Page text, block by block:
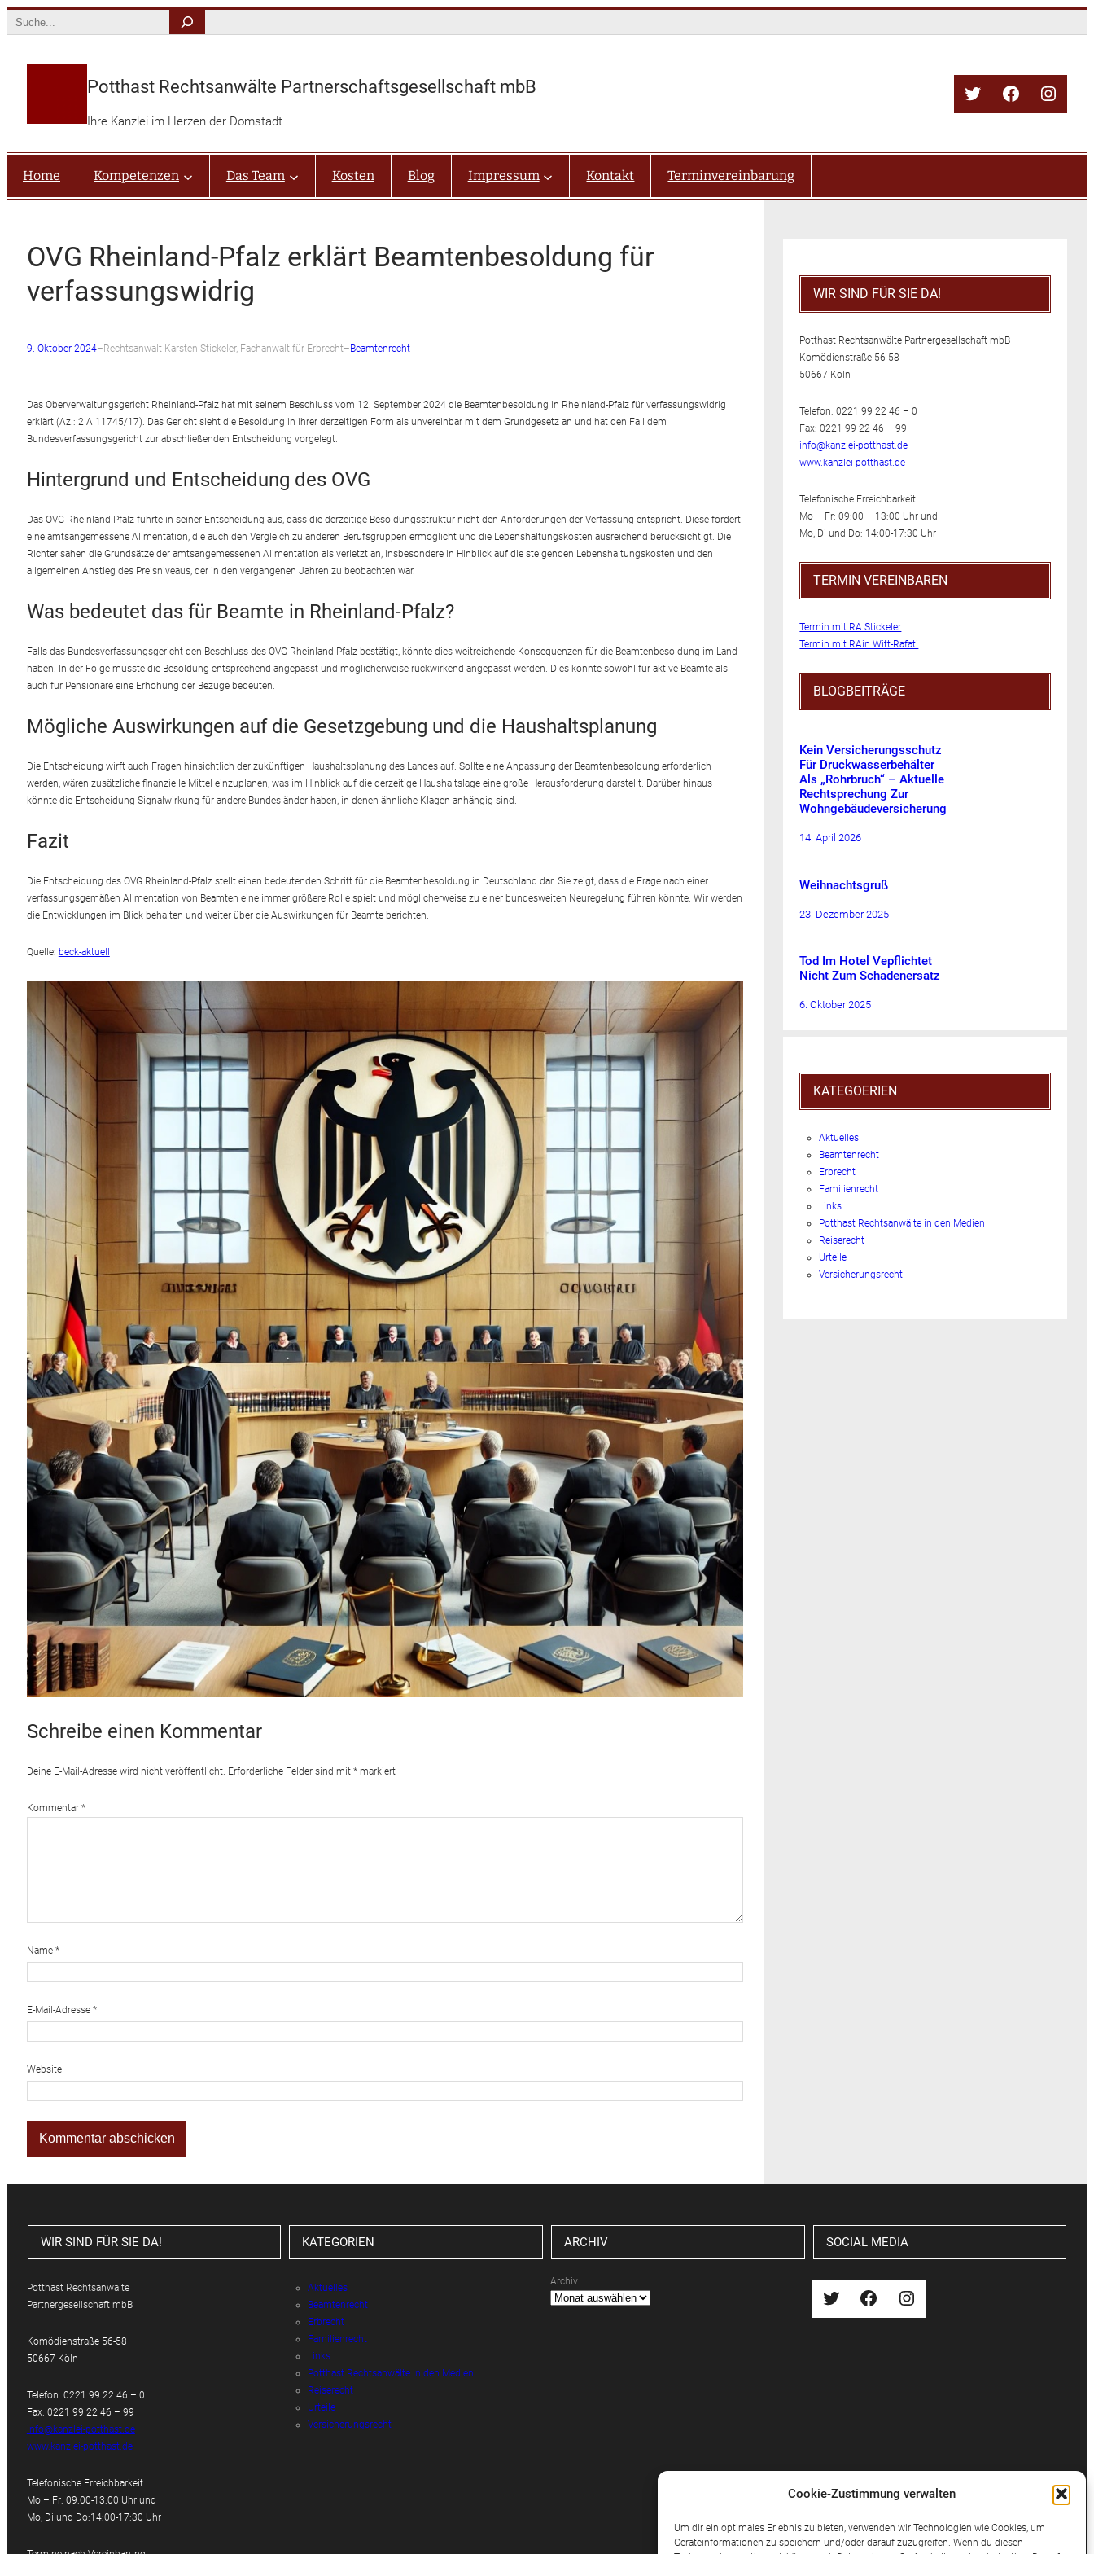
Cookie-Zustimmung verwalten
Um dir ein optimales Erlebnis zu bieten, verwenden wir Technologien wie Cookies, um
Geräteinformationen zu speichern und/oder darauf zuzugreifen. Wenn du diesen
Search
Potthast Rechtsanwälte Partnerschaftsgesellschaft mbB
Ihre Kanzlei im Herzen der Domstadt
TwitterFacebook
Home Kompetenzen Das Team Kosten Blog Impressum Kontakt Terminvereinbarung
OVG Rheinland-Pfalz erklärt Beamtenbesoldung für
verfassungswidrig
9. Oktober 2024– Rechtsanwalt Karsten Stickeler, Fachanwalt für Erbrecht–Beamtenrecht
Das Oberverwaltungsgericht Rheinland-Pfalz hat mit seinem Beschluss vom 12. September 2024 die Beamtenbesoldung in Rheinland-Pfalz für verfassungswidrig
erklärt (Az.: 2 A 11745/17). Das Gericht sieht die Besoldung in ihrer derzeitigen Form als unvereinbar mit dem Grundgesetz an und hat den Fall dem
Bundesverfassungsgericht zur abschließenden Entscheidung vorgelegt.
Hintergrund und Entscheidung des OVG
Das OVG Rheinland-Pfalz führte in seiner Entscheidung aus, dass die derzeitige Besoldungsstruktur nicht den Anforderungen der Verfassung entspricht. Diese fordert
eine amtsangemessene Alimentation, die auch den Vergleich zu anderen Berufsgruppen ermöglicht und die Lebenshaltungskosten ausreichend berücksichtigt. Die
Richter sahen die Grundsätze der amtsangemessenen Alimentation als verletzt an, insbesondere in Hinblick auf die steigenden Lebenshaltungskosten und den
allgemeinen Anstieg des Preisniveaus, der in den vergangenen Jahren zu beobachten war.
Was bedeutet das für Beamte in Rheinland-Pfalz?
Falls das Bundesverfassungsgericht den Beschluss des OVG Rheinland-Pfalz bestätigt, könnte dies weitreichende Konsequenzen für die Beamtenbesoldung im Land
haben. In der Folge müsste die Besoldung entsprechend angepasst und möglicherweise rückwirkend angepasst werden. Dies könnte sowohl für aktive Beamte als
auch für Pensionäre eine Erhöhung der Bezüge bedeuten.
Mögliche Auswirkungen auf die Gesetzgebung und die Haushaltsplanung
Die Entscheidung wirft auch Fragen hinsichtlich der zukünftigen Haushaltsplanung des Landes auf. Sollte eine Anpassung der Beamtenbesoldung erforderlich
werden, wären zusätzliche finanzielle Mittel einzuplanen, was im Hinblick auf die derzeitige Haushaltslage eine große Herausforderung darstellt. Darüber hinaus
könnte die Entscheidung Signalwirkung für andere Bundesländer haben, in denen ähnliche Klagen anhängig sind.
Fazit
Die Entscheidung des OVG Rheinland-Pfalz stellt einen bedeutenden Schritt für die Beamtenbesoldung in Deutschland dar. Sie zeigt, dass die Frage nach einer
verfassungsgemäßen Alimentation von Beamten eine immer größere Rolle spielt und möglicherweise zu einer bundesweiten Neuregelung führen könnte. Wir werden
die Entwicklungen im Blick behalten und weiter über die Auswirkungen für Beamte berichten.
Quelle: beck-aktuell
Schreibe einen Kommentar
Deine E-Mail-Adresse wird nicht veröffentlicht. Erforderliche Felder sind mit *markiert
Kommentar *
Name *
E-Mail-Adresse *
Website
WIR SIND FÜR SIE DA!
Potthast Rechtsanwälte Partnergesellschaft mbB
Komödienstraße 56-58
50667 Köln
Telefon: 0221 99 22 46 – 0
Fax: 0221 99 22 46 – 99
info@kanzlei-potthast.de
www.kanzlei-potthast.de
Telefonische Erreichbarkeit:
Mo – Fr: 09:00 – 13:00 Uhr und
Mo, Di und Do: 14:00-17:30 Uhr
TERMIN VEREINBAREN
Termin mit RA Stickeler
Termin mit RAin Witt-Rafati
BLOGBEITRÄGE
Kein Versicherungsschutz
Für Druckwasserbehälter
Als „Rohrbruch“ – Aktuelle
Rechtsprechung Zur
Wohngebäudeversicherung
14. April 2026
Weihnachtsgruß
23. Dezember 2025
Tod Im Hotel Vepflichtet
Nicht Zum Schadenersatz
6. Oktober 2025
KATEGOERIEN
Aktuelles
Beamtenrecht
Erbrecht
Familienrecht
Links
Potthast Rechtsanwälte in den Medien
Reiserecht
Urteile
Versicherungsrecht
WIR SIND FÜR SIE DA!
Potthast Rechtsanwälte
Partnergesellschaft mbB
Komödienstraße 56-58
50667 Köln
Telefon: 0221 99 22 46 – 0
Fax: 0221 99 22 46 – 99
info@kanzlei-potthast.de
www.kanzlei-potthast.de
Telefonische Erreichbarkeit:
Mo – Fr: 09:00-13:00 Uhr und
Mo, Di und Do:14:00-17:30 Uhr
KATEGORIEN
Aktuelles
Beamtenrecht
Erbrecht
Familienrecht
Links
Potthast Rechtsanwälte in den Medien
Reiserecht
Urteile
Versicherungsrecht
ARCHIV
Archiv
SOCIAL MEDIA
Twitter Facebook Instagram